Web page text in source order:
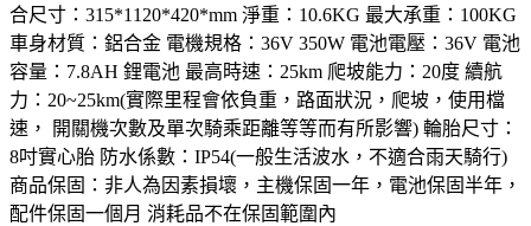
合尺寸：315*1120*420*mm 淨重：10.6KG 最大承重：100KG
車身材質：鋁合金 電機規格：36V 350W 電池電壓：36V 電池
容量：7.8AH 鋰電池 最高時速：25km 爬坡能力：20度 續航
力：20~25km(實際里程會依負重，路面狀況，爬坡，使用檔
速， 開關機次數及單次騎乘距離等等而有所影響) 輪胎尺寸：
8吋實心胎 防水係數：IP54(一般生活波水，不適合雨天騎行)
商品保固：非人為因素損壞，主機保固一年，電池保固半年，
配件保固一個月 消耗品不在保固範圍內